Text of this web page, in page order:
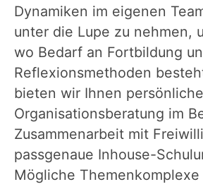
Dynamiken im eigenen
unter die Lupe zu nehmen,
wo Bedarf an Fortbildung
Reflexionsmethoden
bieten wir Ihnen persönliche
Organisationsberatung im
Zusammenarbeit mit
passgenaue Inhouse-
Mögliche